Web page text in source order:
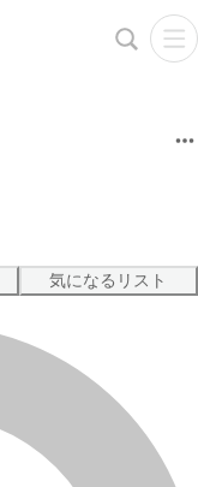
気になるリスト